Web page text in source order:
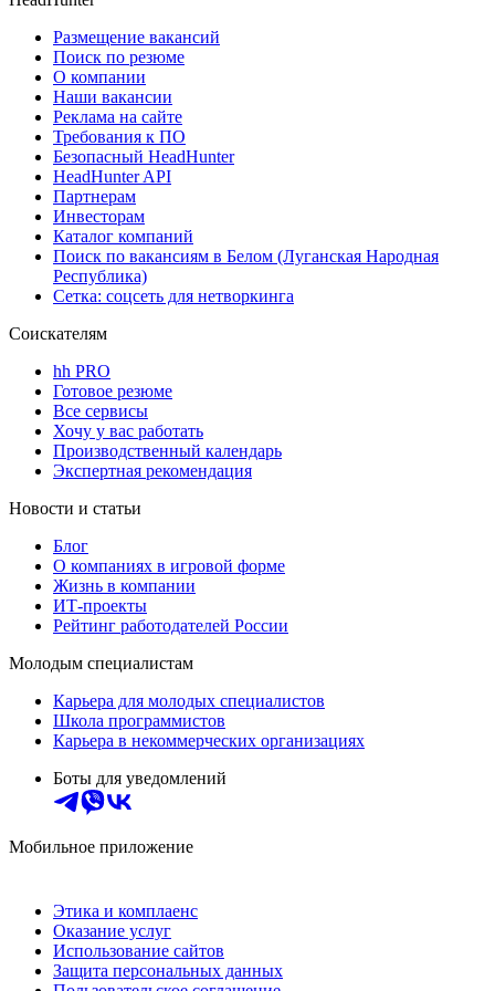
Размещение вакансий
Поиск по резюме
О компании
Наши вакансии
Реклама на сайте
Требования к ПО
Безопасный HeadHunter
HeadHunter API
Партнерам
Инвесторам
Каталог компаний
Поиск по вакансиям в Белом (Луганская Народная
Республика)
Сетка: соцсеть для нетворкинга
Соискателям
hh PRO
Готовое резюме
Все сервисы
Хочу у вас работать
Производственный календарь
Экспертная рекомендация
Новости и статьи
Блог
О компаниях в игровой форме
Жизнь в компании
ИТ-проекты
Рейтинг работодателей России
Молодым специалистам
Карьера для молодых специалистов
Школа программистов
Карьера в некоммерческих организациях
Боты для уведомлений
Мобильное приложение
Этика и комплаенс
Оказание услуг
Использование сайтов
Защита персональных данных